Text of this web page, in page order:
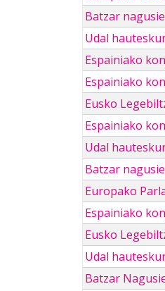
Batzar
Udal
Espainiako
Espainiako
Eusko
Espainiako
Udal
Batzar
Europako
Espainiako
Eusko
Udal
Batzar